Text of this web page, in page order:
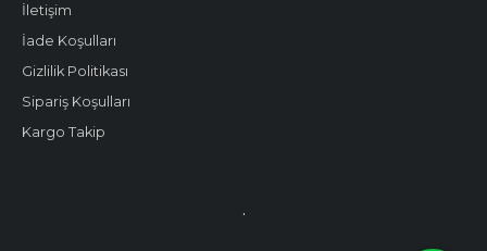
İletişim
İade Koşulları
Gizlilik Politikası
Sipariş Koşulları
Kargo Takip
.